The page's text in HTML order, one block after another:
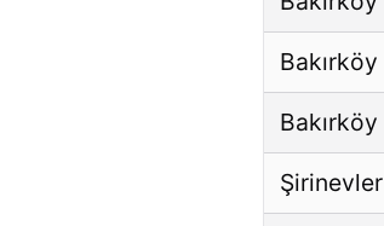
Bakırköy
Bakırköy
Şirinevler